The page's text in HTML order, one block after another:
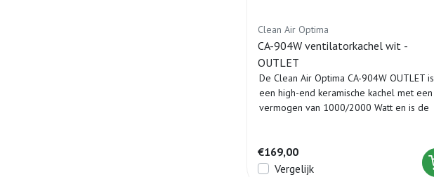
Clean Air Optima
CA-904W ventilatorkachel wit -
OUTLET
De Clean Air Optima CA-904W OUTLET is
een high-end keramische kachel met een
vermogen van 1000/2000 Watt en is de
€169,00
Vergelijk